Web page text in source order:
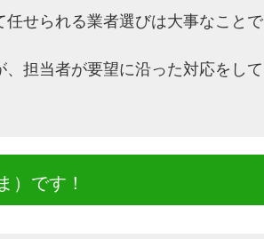
せられる業者選びは大事なことで
担当者が要望に沿った対応をして
）です！